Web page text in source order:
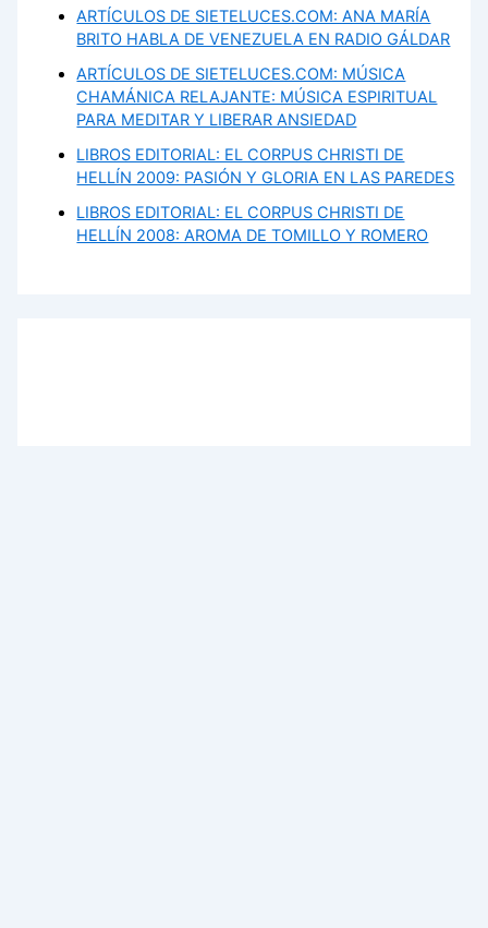
ARTÍCULOS DE SIETELUCES.COM: ANA MARÍA
BRITO HABLA DE VENEZUELA EN RADIO GÁLDAR
ARTÍCULOS DE SIETELUCES.COM: MÚSICA
CHAMÁNICA RELAJANTE: MÚSICA ESPIRITUAL
PARA MEDITAR Y LIBERAR ANSIEDAD
LIBROS EDITORIAL: EL CORPUS CHRISTI DE
HELLÍN 2009: PASIÓN Y GLORIA EN LAS PAREDES
LIBROS EDITORIAL: EL CORPUS CHRISTI DE
HELLÍN 2008: AROMA DE TOMILLO Y ROMERO